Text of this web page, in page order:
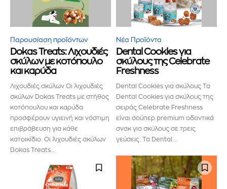
Παρουσίαση προϊόντων
Dοkas Treats: Λιχουδιές
σκύλων με κοτόπουλο
και καρύδα
Λιχουδιές σκύλων Οι λιχουδιές
σκύλων Dοkas Treats με στήθος
κοτόπουλου και καρύδα
προσφέρουν υγιεινή και νόστιμη
επιβράβευση για κάθε
κατοικίδιο. Οι λιχουδιές σκύλων
Dokas Treats...
Νέα Προϊόντα
Dental Cookies για
σκύλους της Celebrate
Freshness
Dental Cookies για σκύλους Τα
Dental Cookies για σκύλους της
σειράς Celebrate Freshness
είναι σούπερ premium οδοντικά
σνακ για σκύλους σε τρεις
γεύσεις. Τα Dental...